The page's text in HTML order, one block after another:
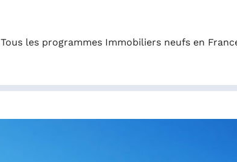
Tous les programmes Immobiliers neufs en